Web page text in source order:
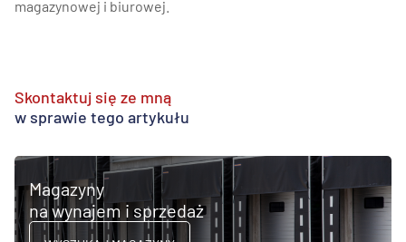
magazynowej i biurowej.
Skontaktuj się ze mną
w sprawie tego artykułu
Magazyny
na wynajem i sprzedaż